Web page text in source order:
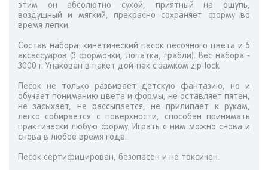
этим он абсолютно сухой, приятный на ощупь,
воздушный и мягкий, прекрасно сохраняет форму во
время лепки.
Состав набора: кинетический песок песочного цвета и 5
аксессуаров (3 формочки, лопатка, грабли). Вес набора -
3000 г. Упакован в пакет дой-пак с замком zip-lock.
Песок не только развивает детскую фантазию, но и
обучает пониманию цвета и формы, не оставляет пятен,
не засыхает, не рассыпается, не прилипает к рукам,
легко собирается с поверхности, способен принимать
практически любую форму. Играть с ним можно снова и
снова в любое время года.
Песок сертифицирован, безопасен и не токсичен.